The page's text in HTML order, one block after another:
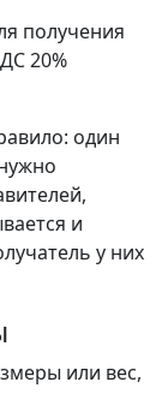
получения
20%
один
и
у них
или вес,